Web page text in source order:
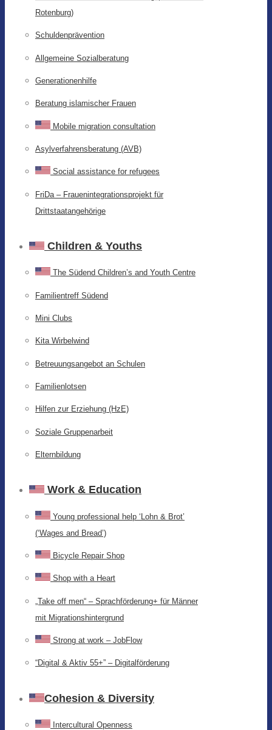
Rotenburg)
Schuldenprävention
Allgemeine Sozialberatung
Generationenhilfe
Beratung islamischer Frauen
Mobile migration consultation
Asylverfahrensberatung (AVB)
Social assistance for refugees
FriDa – Frauenintegrationsprojekt für
Drittstaatangehörige
Children & Youths
The Südend Children’s and Youth Centre
Familientreff Südend
Mini Clubs
Kita Wirbelwind
Betreuungsangebot an Schulen
Familienlotsen
Hilfen zur Erziehung (HzE)
Soziale Gruppenarbeit
Elternbildung
Work & Education
Young professional help ‘Lohn & Brot’
(‘Wages and Bread’)
Bicycle Repair Shop
Shop with a Heart
„Take off men“ – Sprachförderung+ für Männer
mit Migrationshintergrund
Strong at work – JobFlow
“Digital & Aktiv 55+” – Digitalförderung
Cohesion & Diversity
Intercultural Openness